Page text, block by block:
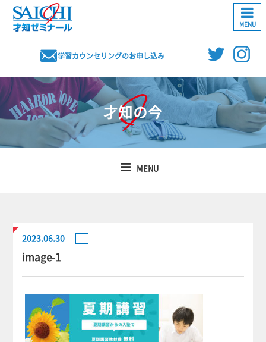
学習カウンセリングのお申し込み
MENU
才知の今
MENU
2023.06.30
image-1